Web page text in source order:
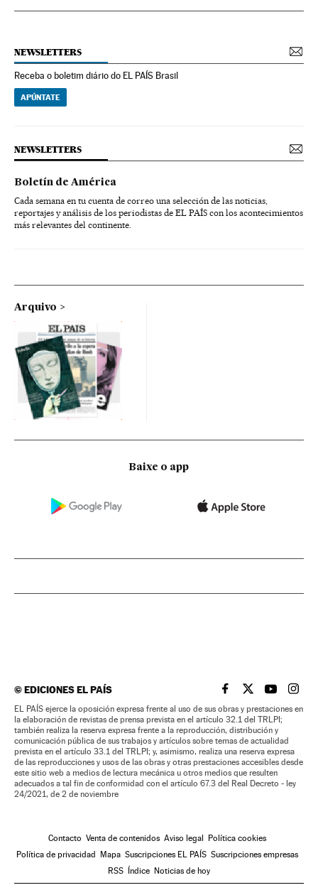
NEWSLETTERS
Receba o boletim diário do EL PAÍS Brasil
APÚNTATE
NEWSLETTERS
Boletín de América
Cada semana en tu cuenta de correo una selección de las noticias,
reportajes y análisis de los periodistas de EL PAÍS con los acontecimientos
más relevantes del continente.
Arquivo
Baixe o app
©EDICIONES EL PAÍS EL PAÍS BRASIL EN
EL PAÍSEL PAÍS
EL
EL PAÍS ejerce la oposición expresa frente al uso de sus obras y prestaciones en
la elaboración de revistas de prensa prevista en el artículo 32.1 del TRLPI;
también realiza la reserva expresa frente a la reproducción, distribución y
comunicación pública de sus trabajos y artículos sobre temas de actualidad
prevista en el artículo 33.1 del TRLPI; y, asimismo, realiza una reserva expresa
de las reproducciones y usos de las obras y otras prestaciones accesibles desde
este sitio web a medios de lectura mecánica u otros medios que resulten
adecuados a tal fin de conformidad con el artículo 67.3 del Real Decreto - ley
24/2021, de 2 de noviembre
Contacto Venta de contenidos Aviso legal
Política cookies
Política de privacidad
Mapa Suscripciones EL PAÍS Suscripciones empresas
RSS
Índice Noticias de hoy